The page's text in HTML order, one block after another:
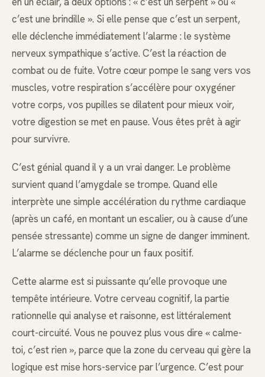
c’est une brindille ». Si elle pense que c’est un serpent,
elle déclenche immédiatement l’alarme : le système
nerveux sympathique s’active. C’est la réaction de
combat ou de fuite. Votre cœur pompe le sang vers vos
muscles, votre respiration s’accélère pour oxygéner
votre corps, vos pupilles se dilatent pour mieux voir,
votre digestion se met en pause. Vous êtes prêt à agir
pour survivre.
C’est génial quand il y a un vrai danger. Le problème
survient quand l’amygdale se trompe. Quand elle
interprète une simple accélération du rythme cardiaque
(après un café, en montant un escalier, ou à cause d’une
pensée stressante) comme un signe de danger imminent.
L’alarme se déclenche pour un faux positif.
Cette alarme est si puissante qu’elle provoque une
tempête intérieure. Votre cerveau cognitif, la partie
rationnelle qui analyse et raisonne, est littéralement
court-circuité. Vous ne pouvez plus vous dire « calme-
toi, c’est rien », parce que la zone du cerveau qui gère la
logique est mise hors-service par l’urgence. C’est pour